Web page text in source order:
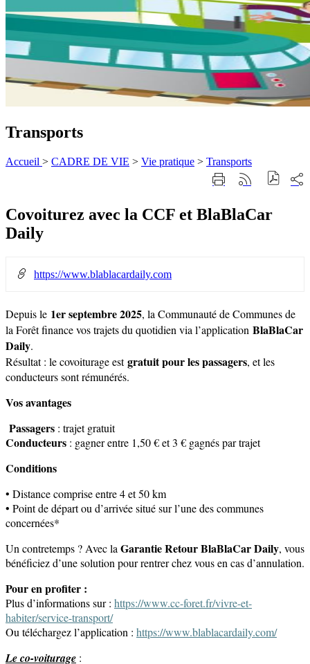
Transports
Accueil > CADRE DE VIE > Vie pratique > Transports
ImprimerGénérer
RSS
sur
Covoiturez avec la CCF et BlaBlaCar
Daily
https://www.blablacardaily.com
Depuis le 1er septembre 2025, la Communauté de Communes de
la Forêt finance vos trajets du quotidien via l’application BlaBlaCar
Daily.
Résultat : le covoiturage estgratuit pour les passagers, et les
conducteurs sont rémunérés.
Vos avantages
Passagers : trajet gratuit
Conducteurs : gagner entre 1,50 € et 3 € gagnés par trajet
Conditions
• Distance comprise entre 4 et 50 km
• Point de départ ou d’arrivée situé sur l’une des communes
concernées*
Un contretemps ? Avec la Garantie Retour BlaBlaCar Daily, vous
bénéficiez d’une solution pour rentrer chez vous en cas d’annulation.
Pour en profiter :
Plus d’informations sur : https://www.cc-foret.fr/vivre-et-
habiter/service-transport/
Ou téléchargez l’application : https://www.blablacardaily.com/
Le co-voiturage :